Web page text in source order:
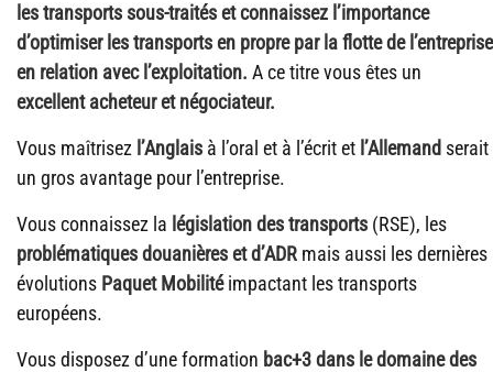
les transports sous-traités et connaissez l’importance
d’optimiser les transports en propre par la flotte de l’entreprise
en relation avec l’exploitation. A ce titre vous êtes un
excellent acheteur et négociateur.
Vous maîtrisez l’Anglais à l’oral et à l’écrit et l’Allemand serait
un gros avantage pour l’entreprise.
Vous connaissez la législation des transports (RSE), les
problématiques douanières et d’ADR mais aussi les dernières
évolutions Paquet Mobilitéimpactant les transports
européens.
Vous disposez d’une formation bac+3 dans le domaine des